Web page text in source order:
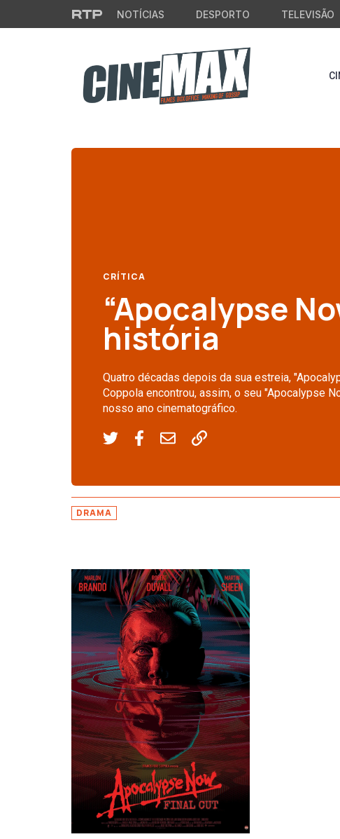
Saltar para o conteúdo principal
NOTÍCIAS DESPORTO TELEVISÃO
CRÍTICA
“Apocalypse
história
Quatro décadas depois da sua estreia,
Coppola encontrou, assim, o seu "Apocalypse
nosso ano cinematográfico.
DRAMA